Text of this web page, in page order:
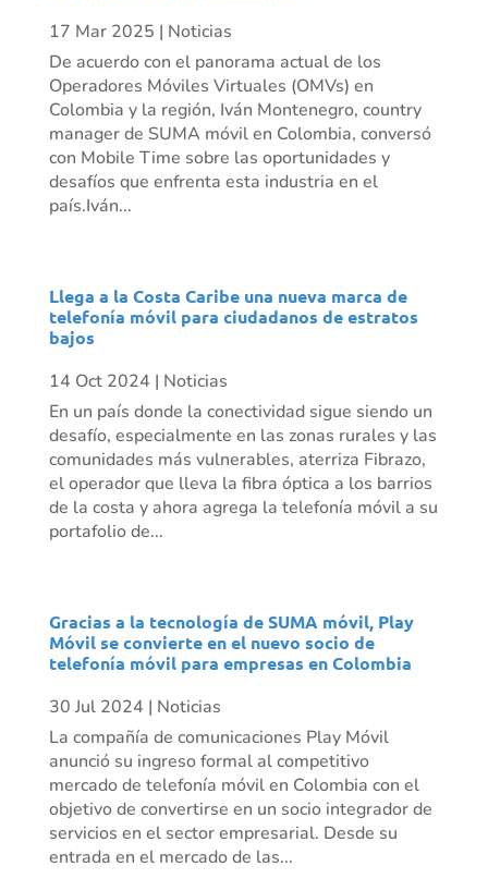
17 Mar 2025 | Noticias
De acuerdo con el panorama actual de los
Operadores Móviles Virtuales (OMVs) en
Colombia y la región, Iván Montenegro, country
manager de SUMA móvil en Colombia, conversó
con Mobile Time sobre las oportunidades y
desafíos que enfrenta esta industria en el
país.Iván...
Llega a la Costa Caribe una nueva marca de
telefonía móvil para ciudadanos de estratos
bajos
14 Oct 2024 | Noticias
En un país donde la conectividad sigue siendo un
desafío, especialmente en las zonas rurales y las
comunidades más vulnerables, aterriza Fibrazo,
el operador que lleva la fibra óptica a los barrios
de la costa y ahora agrega la telefonía móvil a su
portafolio de...
Gracias a la tecnología de SUMA móvil, Play
Móvil se convierte en el nuevo socio de
telefonía móvil para empresas en Colombia
30 Jul 2024 | Noticias
La compañía de comunicaciones Play Móvil
anunció su ingreso formal al competitivo
mercado de telefonía móvil en Colombia con el
objetivo de convertirse en un socio integrador de
servicios en el sector empresarial. Desde su
entrada en el mercado de las...